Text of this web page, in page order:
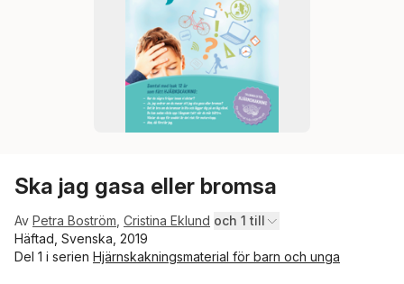
Ska jag gasa eller bromsa
Av Petra Boström Cristina Eklund och 1 till
Häftad, Svenska, 2019
Del 1 i serien Hjärnskakningsmaterial för barn och unga